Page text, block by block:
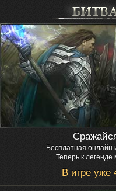
Бесплатная онлайн
Теперь к
В игре уже